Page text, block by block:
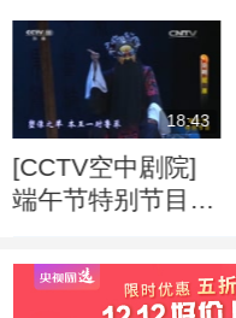
18:43
[CCTV空中剧院]
端午节特别节目
二场